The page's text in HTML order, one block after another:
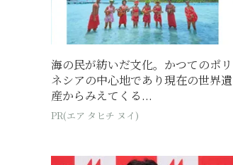
海の民が紡いだ文化。かつてのポリ
ネシアの中心地であり現在の世界遺
産からみえてくる...
PR(エア タヒチ ヌイ)